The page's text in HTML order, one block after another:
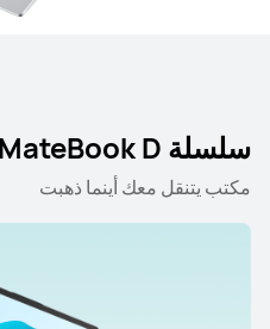
سلسلة MateBook D
مكتب يتنقل معك أينما ذهبت